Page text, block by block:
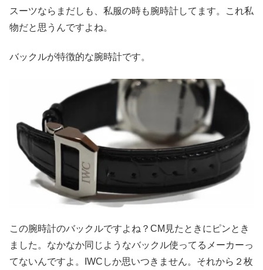
スーツならまだしも、私服の時も腕時計してます。これ私
物だと思うんですよね。
バックルが特徴的な腕時計です。
この腕時計のバックルですよね？CM見たときにピンとき
ました。なかなか同じようなバックル使ってるメーカーっ
てないんですよ。IWCしか思いつきません。それから２枚